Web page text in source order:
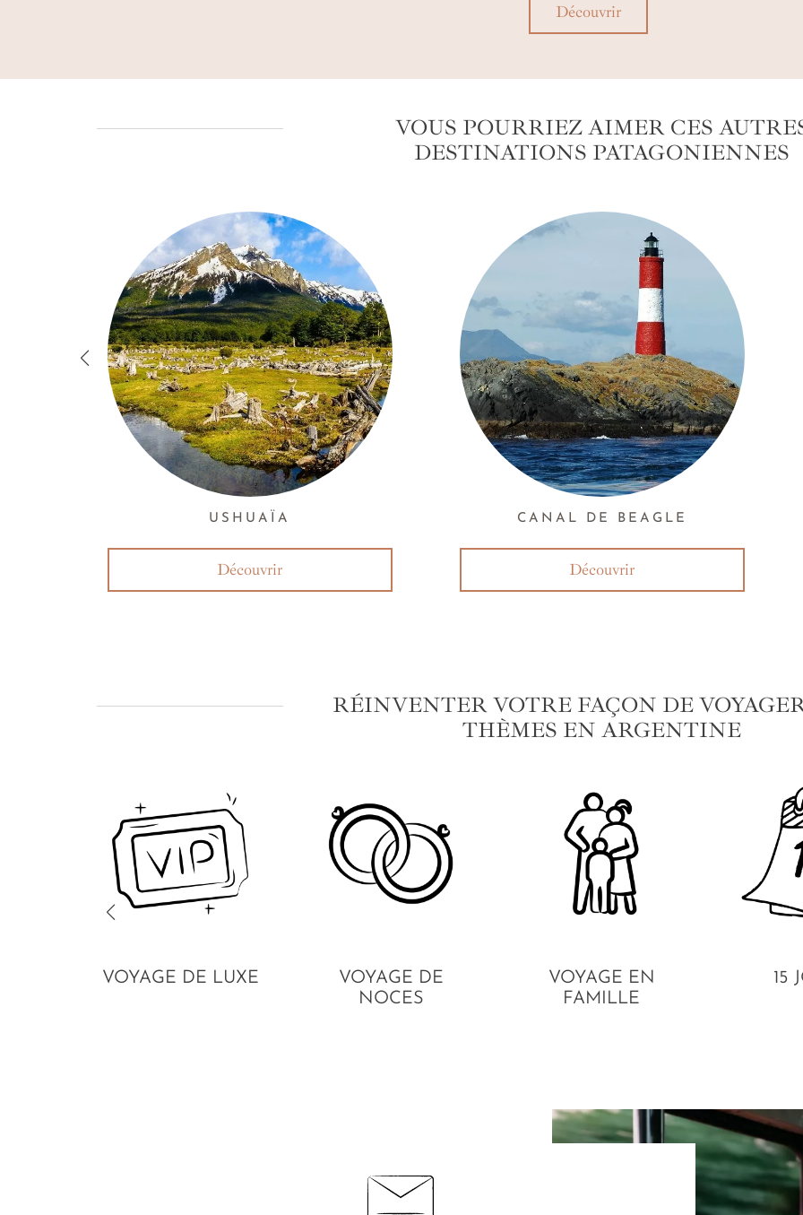
Découvrir
VOUS POURRIEZ AIMER CES
DESTINATIONS PATAGONIENNES
USHUAÏA
Découvrir
CANAL DE BEAGLE
Découvrir
RÉINVENTER VOTRE FAÇON DE
THÈMES EN ARGENTINE
VOYAGE DE LUXE
VOYAGE DE
NOCES
VOYAGE EN
FAMILLE
15